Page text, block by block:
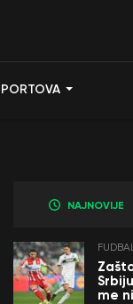
NAJNOVIJE
me